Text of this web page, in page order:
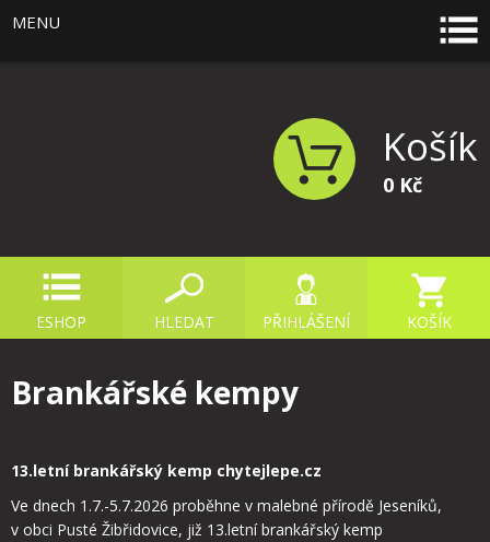
MENU
Košík
0 Kč
ESHOP HLEDAT PŘIHLÁŠENÍ KOŠÍK
Brankářské kempy
13.letní brankářský kemp chytejlepe.cz
Ve dnech 1.7.-5.7.2026 proběhne v malebné přírodě Jeseníků,
v obci Pusté Žibřidovice, již 13.letní brankářský kemp